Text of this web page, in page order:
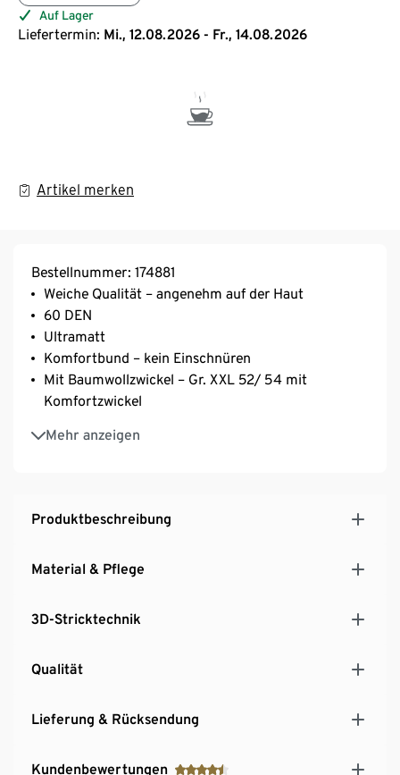
Auf Lager
Liefertermin: Mi., 12.08.2026 - Fr., 14.08.2026
Artikel merken
Bestellnummer: 174881
Weiche Qualität – angenehm auf der Haut
60 DEN
Ultramatt
Komfortbund – kein Einschnüren
Mit Baumwollzwickel – Gr. XXL 52/ 54 mit
Komfortzwickel
Mehr anzeigen
Mit Elasthan: formbeständig, perfekter Sitz, hoher
Tragekomfort
Produktbeschreibung
Material & Pflege
3D-Stricktechnik
Qualität
Lieferung & Rücksendung
Kundenbewertungen